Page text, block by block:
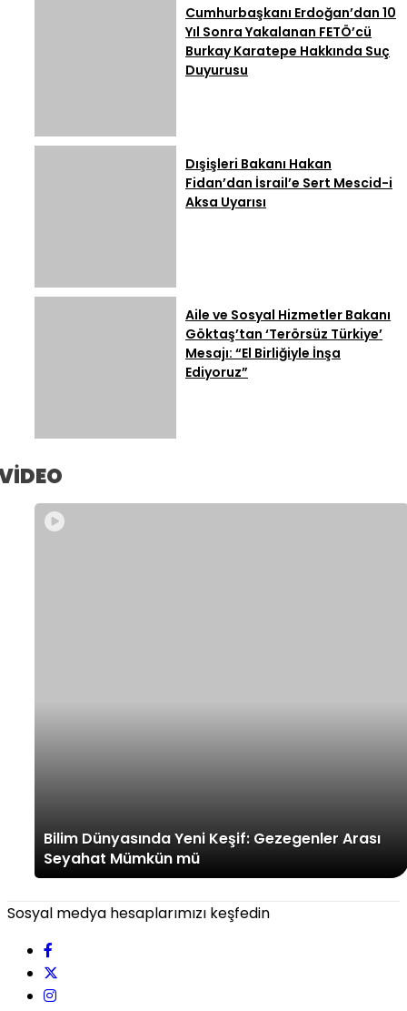
Cumhurbaşkanı Erdoğan’dan 10
Yıl Sonra Yakalanan FETÖ’cü
Burkay Karatepe Hakkında Suç
Duyurusu
Dışişleri Bakanı Hakan
Fidan’dan İsrail’e Sert Mescid-i
Aksa Uyarısı
Aile ve Sosyal Hizmetler Bakanı
Göktaş’tan ‘Terörsüz Türkiye’
Mesajı: “El Birliğiyle İnşa
Ediyoruz”
Bilim Dünyasında Yeni Keşif: Gezegenler Arası
Seyahat Mümkün mü
Sosyal medya hesaplarımızı keşfedin